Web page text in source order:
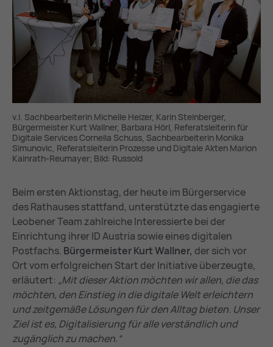
v.l. Sachbearbeiterin Michelle Heizer, Karin Steinberger,
Bürgermeister Kurt Wallner, Barbara Hörl, Referatsleiterin für
Digitale Services Cornelia Schuss, Sachbearbeiterin Monika
Simunovic, Referatsleiterin Prozesse und Digitale Akten Marion
Kainrath-Reumayer; Bild: Russold
Beim ersten Aktionstag, der heute im Bürgerservice
des Rathauses stattfand, unterstützte das engagierte
Leobener Team zahlreiche Interessierte bei der
Einrichtung ihrer ID Austria sowie eines digitalen
Postfachs. Bürgermeister Kurt Wallner, der sich vor
Ort vom erfolgreichen Start der Initiative überzeugte,
erläutert: „Mit dieser Aktion möchten wir allen, die das
möchten, den Einstieg in die digitale Welt erleichtern
und zeitgemäße Lösungen für den Alltag bieten. Unser
Ziel ist es, Digitalisierung für alle verständlich und
zugänglich zu machen.“